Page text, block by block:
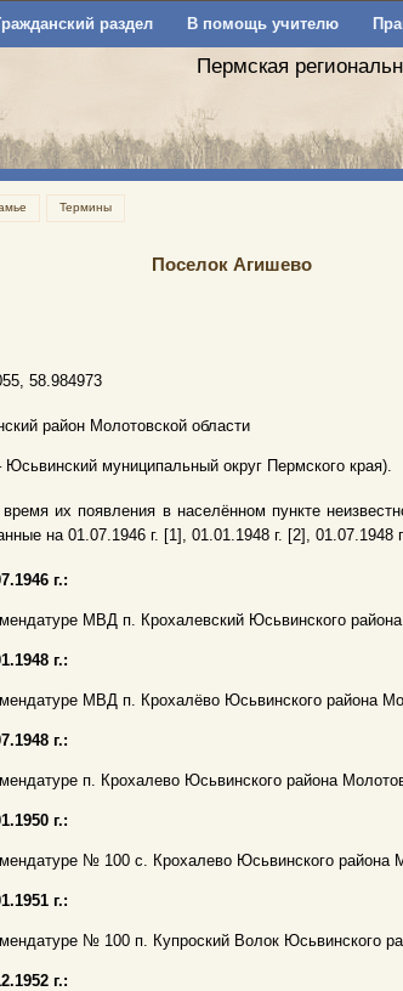
раздел В помощь учителю
Пермская
Термины
Поселок Агишево
58.984973
район Молотовской области
Юсьвинский муниципальный округ Пермского края).
время их появления в населённом пункте
на 01.07.1946 г. [1], 01.01.1948 г. [2], 01.07.1948
г.:
МВД п. Крохалевский Юсьвинского
г.:
МВД п. Крохалёво Юсьвинского района
г.:
п. Крохалево Юсьвинского района
г.:
№ 100 с. Крохалево Юсьвинского района
г.:
№ 100 п. Купроский Волок Юсьвинского
г.: